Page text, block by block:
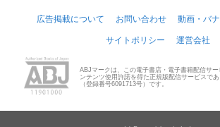
広告掲載について お問い合わせ 動画・バ
サイトポリシー 運営会社
ABJマークは、この電子書店・電子書籍配信サ
ンテンツ使用許諾を得た正規版配信サービスで
（登録番号6091713号）です。